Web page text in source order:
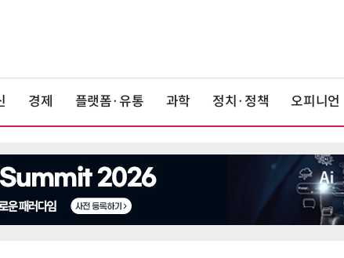
경제 플랫폼·유통 과학 정치·정책 오피니언